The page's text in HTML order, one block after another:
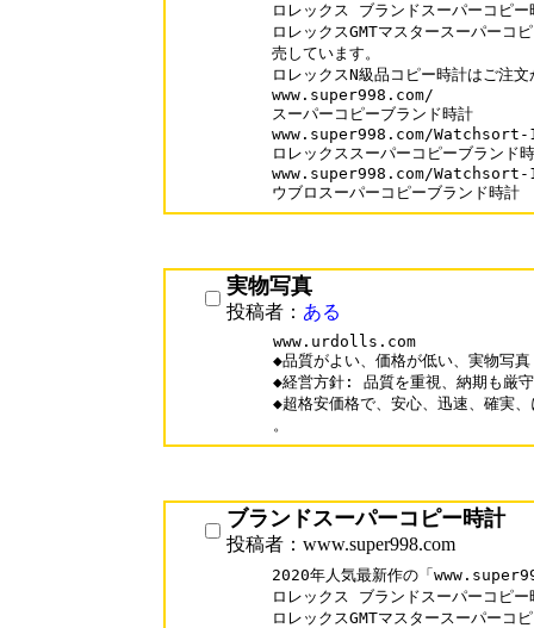
ロレックス ブランドスーパーコピ
ロレックスGMTマスタースーパーコ
売しています。
ロレックスN級品コピー時計はご注
www.super998.com/
スーパーコピーブランド時計
www.super998.com/
ロレックススーパーコピーブランド
www.super998.com/
ウブロスーパーコピーブランド時計
実物写真
投稿者： ある
www.urdolls.com
◆品質がよい、価格が低い、実物写真
◆経営方針: 品質を重視、納期も厳
◆超格安価格で、安心、迅速、確実
ブランドスーパーコピー時計
投稿者：www.super998.com
2020年人気最新作の「
ロレックス ブランドスーパーコピ
ロレックスGMTマスタースーパーコ